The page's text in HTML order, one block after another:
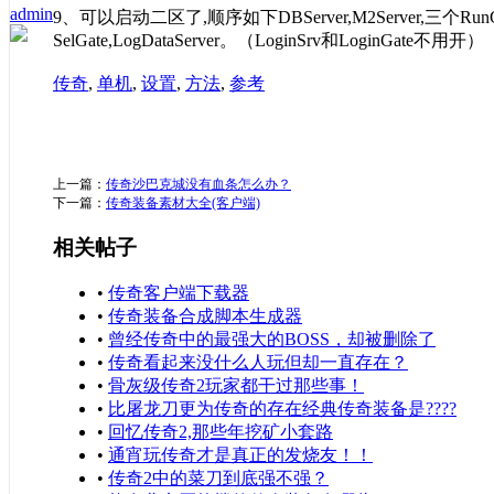
admin9、可以启动二区了,顺序如下DBServer,M2Server,三个
SelGate,LogDataServer。（LoginSrv和LoginGate不用开）
传奇, 单机, 设置, 方法, 参考
上一篇： 传奇沙巴克城没有血条怎么办？
下一篇： 传奇装备素材大全(客户端)
相关帖子
• 传奇客户端下载器
• 传奇装备合成脚本生成器
• 曾经传奇中的最强大的BOSS，却被删除了
• 传奇看起来没什么人玩但却一直存在？
• 骨灰级传奇2玩家都干过那些事！
• 比屠龙刀更为传奇的存在经典传奇装备是????
• 回忆传奇2,那些年挖矿小套路
• 通宵玩传奇才是真正的发烧友！！
• 传奇2中的菜刀到底强不强？